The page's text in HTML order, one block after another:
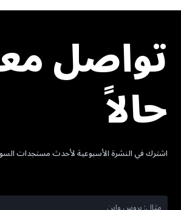
تواصل
حالاً
اشترك في النشرة الأسبوعية لأحدث مستجدات